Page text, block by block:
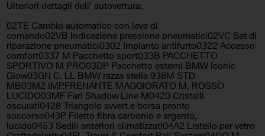
Chiusura centralizzata
telecomandata
Climatizzatore automatico, 4
zone
Controllo elettronico della
corsia
Controllo trazione
Controllo vocale Cruise Control
ESP Fari full-LED
Frenata d'emergenza assistita Freno di stazionamento
Ulteriori dettagli dell’ autovettura:
02TE Cambio automatico con leve di
comando02VB Indicazione pressione pneumatici02VC Set di
riparazione pneumatici0302 Impianto antifurto0322 Accesso
comfort0337 M Pacchetto sport033B PACCHETTO
SPORTIVO M PRO03DP Pacchetto esterni BMW Iconic
Glow03GN C. LL BMW razza stella 938M STD
MB03M2 IMP.FRENANTE MAGGIORATO M, ROSSO
LUCIDO03MF Fari Shadow Line M0420 Cristalli
oscurati0428 Triangolo avvert.e borsa pronto
soccorso043P Filetto fibra carbonio e argento,
lucido0453 Sedili anteriori climatizzati04A2 Listello per vetro